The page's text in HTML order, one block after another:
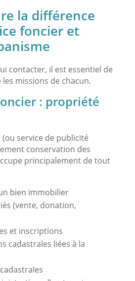
la différence
foncier et
contacter, il est essentiel de
missions de chacun.
: propriété
(ou service de publicité
conservation des
principalement de tout
bien immobilier
(vente, donation,
et inscriptions
cadastrales liées à la